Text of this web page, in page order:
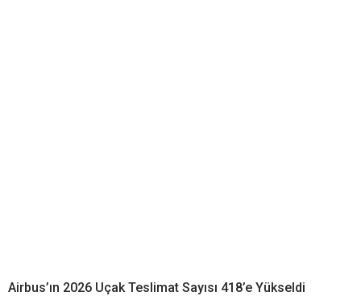
Airbus’ın 2026 Uçak Teslimat Sayısı 418’e Yükseldi